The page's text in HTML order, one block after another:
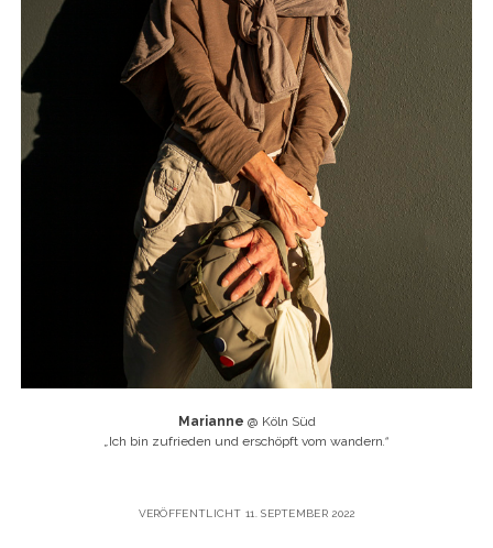
Marianne @ Köln Süd
Ich bin zufrieden und erschöpft vom wandern .“
VERÖFFENTLICHT 11. SEPTEMBER 2022